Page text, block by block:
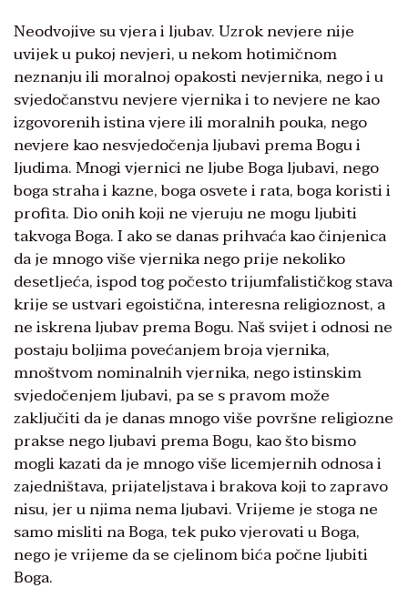
Neodvojive su vjera i ljubav. Uzrok nevjere nije
uvijek u pukoj nevjeri, u nekom hotimičnom
neznanju ili moralnoj opakosti nevjernika, nego i u
svjedočanstvu nevjere vjernika i to nevjere ne kao
izgovorenih istina vjere ili moralnih pouka, nego
nevjere kao nesvjedočenja ljubavi prema Bogu i
ljudima. Mnogi vjernici ne ljube Boga ljubavi, nego
boga straha i kazne, boga osvete i rata, boga koristi i
profita. Dio onih koji ne vjeruju ne mogu ljubiti
takvoga Boga. I ako se danas prihvaća kao činjenica
da je mnogo više vjernika nego prije nekoliko
desetljeća, ispod tog počesto trijumfalističkog stava
krije se ustvari egoistična, interesna religioznost, a
ne iskrena ljubav prema Bogu. Naš svijet i odnosi ne
postaju boljima povećanjem broja vjernika,
mnoštvom nominalnih vjernika, nego istinskim
svjedočenjem ljubavi, pa se s pravom može
zaključiti da je danas mnogo više površne religiozne
prakse nego ljubavi prema Bogu, kao što bismo
mogli kazati da je mnogo više licemjernih odnosa i
zajedništava, prijateljstava i brakova koji to zapravo
nisu, jer u njima nema ljubavi. Vrijeme je stoga ne
samo misliti na Boga, tek puko vjerovati u Boga,
nego je vrijeme da se cjelinom bića počne ljubiti
Boga.